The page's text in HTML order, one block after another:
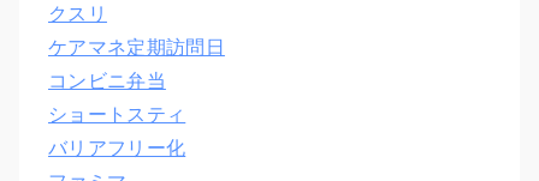
クスリ
ケアマネ定期訪問日
コンビニ弁当
ショートスティ
バリアフリー化